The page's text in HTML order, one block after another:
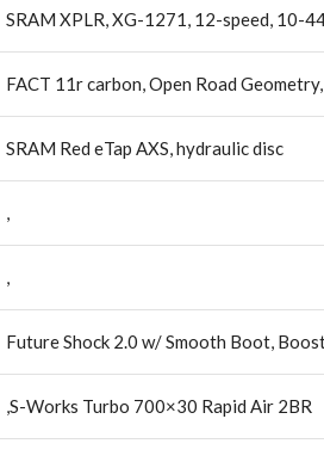
SRAM XPLR, XG-1271, 12-speed, 10-
FACT 11r carbon, Open Road
SRAM Red eTap AXS, hydraulic disc
,
,
Future Shock 2.0 w/ Smooth Boot,
,S-Works Turbo 700×30 Rapid Air 2BR